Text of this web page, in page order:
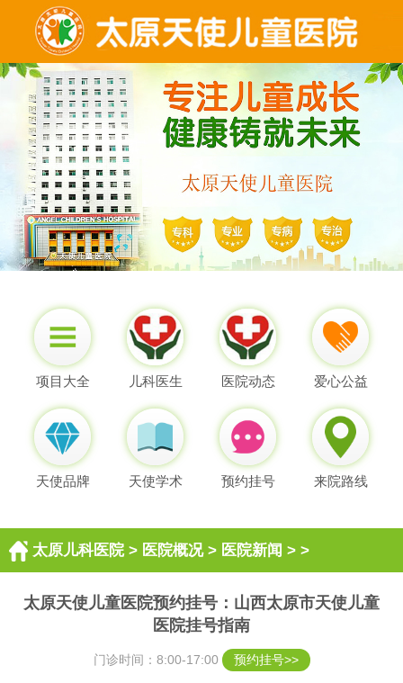
项目大全 儿科医生 医院动态 爱心公益
天使品牌 天使学术 预约挂号 来院路线
太原儿科医院> 医院概况> 医院新闻 > >
太原天使儿童医院预约挂号：山西太原市天使儿童
医院挂号指南
门诊时间：8:00-17:00 预约挂号>>